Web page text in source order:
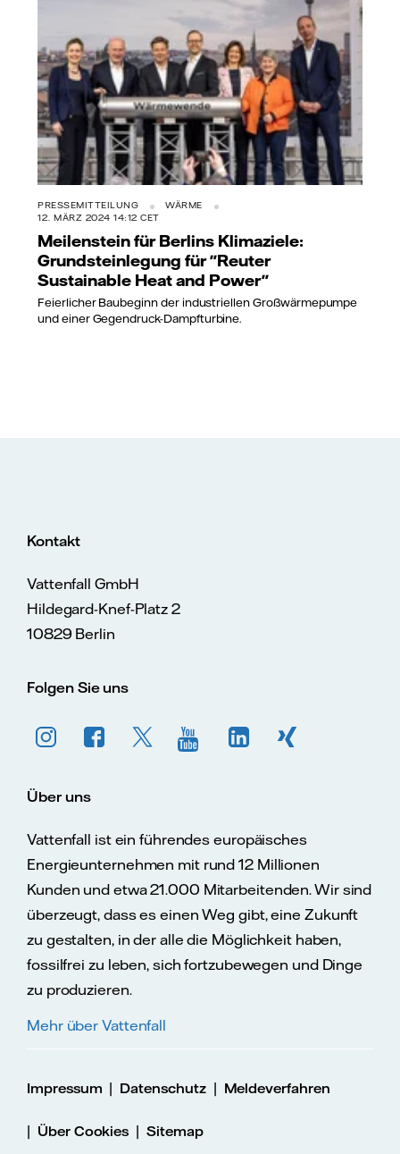
PRESSEMITTEILUNG
WÄRME
12. MÄRZ 2024 14:12 CET
Meilenstein für Berlins Klimaziele:
Grundsteinlegung für "Reuter
Sustainable Heat and Power"
Feierlicher Baubeginn der industriellen Großwärmepumpe
und einer Gegendruck-Dampfturbine.
Kontakt
Vattenfall GmbH
Hildegard-Knef-Platz 2
10829 Berlin
Folgen Sie uns
Über uns
Vattenfall ist ein führendes europäisches
Energieunternehmen mit rund 12 Millionen
Kunden und etwa 21.000 Mitarbeitenden. Wir sind
überzeugt, dass es einen Weg gibt, eine Zukunft
zu gestalten, in der alle die Möglichkeit haben,
fossilfrei zu leben, sich fortzubewegen und Dinge
zu produzieren.
Mehr über Vattenfall
Impressum | Datenschutz| Meldeverfahren
| Über Cookies |Sitemap